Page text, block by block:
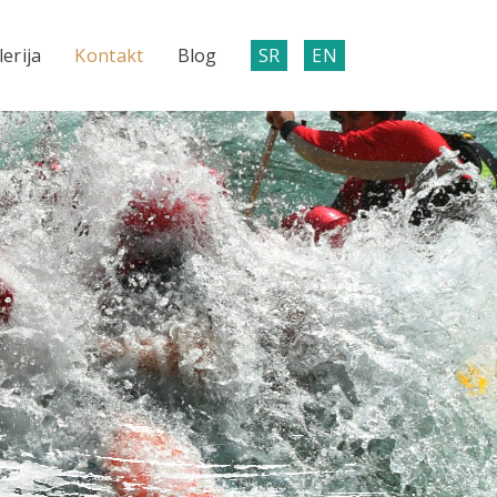
Kontakt Blog SR EN